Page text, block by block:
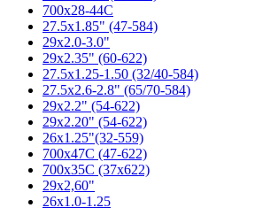
700x28-44C
27.5x1.85" (47-584)
29x2.0-3.0"
29x2.35" (60-622)
27.5x1.25-1.50 (32/40-584)
27.5x2.6-2.8" (65/70-584)
29x2.2" (54-622)
29x2.20" (54-622)
26x1.25"(32-559)
700x47C (47-622)
700x35C (37x622)
29x2,60"
26x1.0-1.25